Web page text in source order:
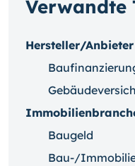
Verwandte
Hersteller/Anbieter
Baugeld
Bau-/